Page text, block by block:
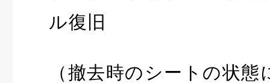
ル復旧
（撤去時のシートの状